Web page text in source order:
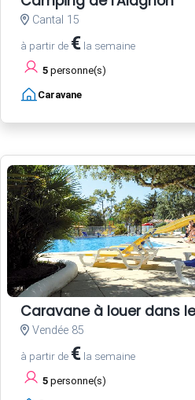
Cantal 15
à partir de € la semaine
5 personne(s)
Caravane
Caravane à louer dans
Vendée 85
à partir de € la semaine
5 personne(s)